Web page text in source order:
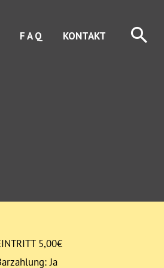
F A Q KONTAKT
5,00€
Ja